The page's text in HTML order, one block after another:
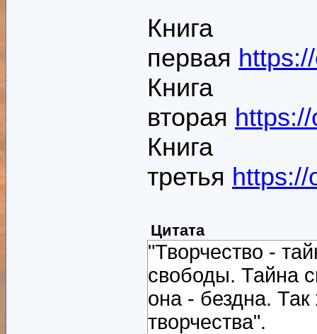
Книга
первая
Книга
вторая
Книга
третья https://
Цитата
"Творчество -
свободы. Тайна
она - бездна.
творчества".